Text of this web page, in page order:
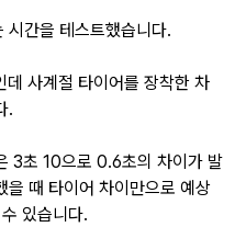
시간을 테스트했습니다.
사계절 타이어를 장착한 차
.
3초 10으로 0.6초의 차이가 발
을 때 타이어 차이만으로 예상
있습니다.